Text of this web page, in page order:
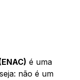
é uma
não é um